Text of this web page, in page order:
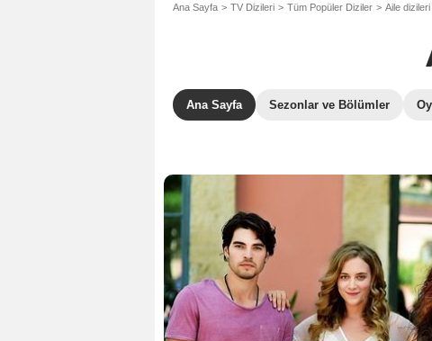
Ana Sayfa TV Dizileri Tüm Popüler Diziler Aile dizileri
Ana Sayfa Sezonlar ve Bölümler